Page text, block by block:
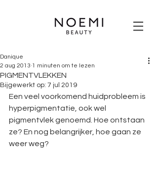
PIGMENTVLEKKEN
Danique
2 aug 2013 1 minuten om te lezen
Bijgewerkt op: 7 jul 2019
Een veel voorkomend huidprobleem is
hyperpigmentatie, ook wel
pigmentvlek genoemd. Hoe ontstaan
ze? En nog belangrijker, hoe gaan ze
weer weg?